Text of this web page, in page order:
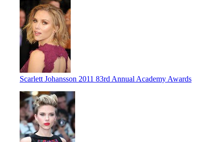
Scarlett Johansson 2011 83rd Annual Academy Awards